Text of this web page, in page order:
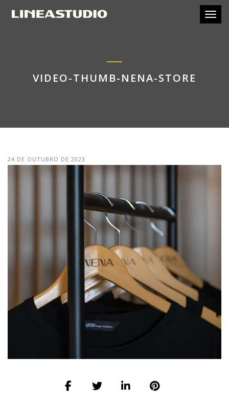
VIDEO-THUMB-NENA-STORE
24 DE OUTUBRO DE 2023